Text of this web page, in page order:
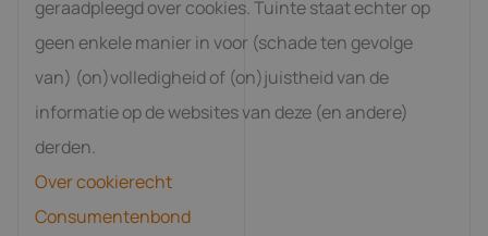
geraadpleegd over cookies. Tuinte staat echter op
geen enkele manier in voor (schade ten gevolge
van) (on)volledigheid of (on)juistheid van de
informatie op de websites van deze (en andere)
derden.
Over cookierecht
Consumentenbond